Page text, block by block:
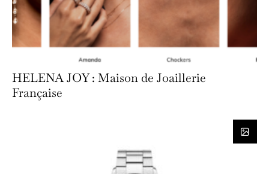
HELENA JOY : Maison de Joaillerie
Française